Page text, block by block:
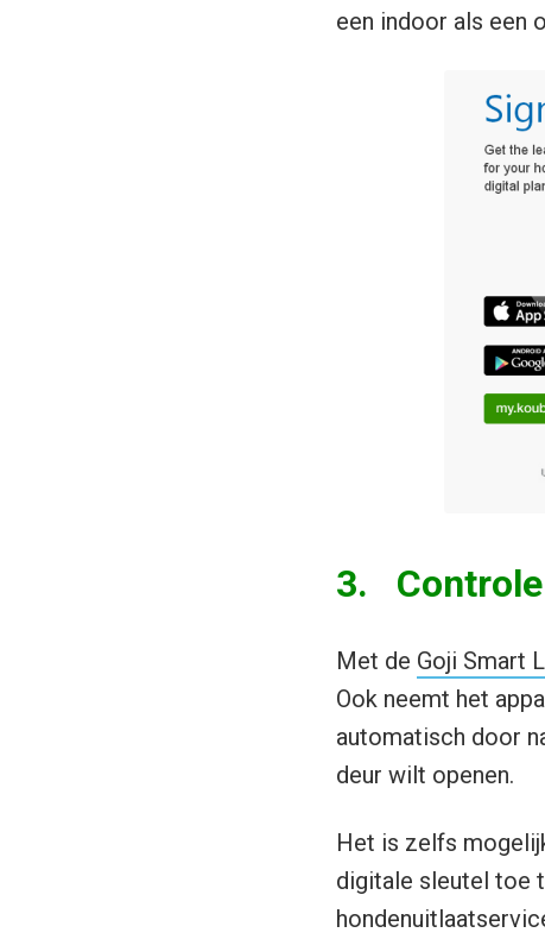
een indoor als een
3. Controle
Met de Goji Smart
Ook neemt het
automatisch door
deur wilt openen.
Het is zelfs
digitale sleutel toe